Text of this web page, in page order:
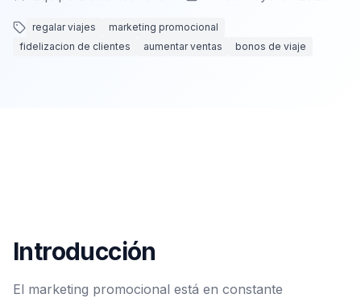
regalar viajes
marketing promocional
fidelizacion de clientes
aumentar ventas bonos de viaje
Introducción
El marketing promocional está en constante